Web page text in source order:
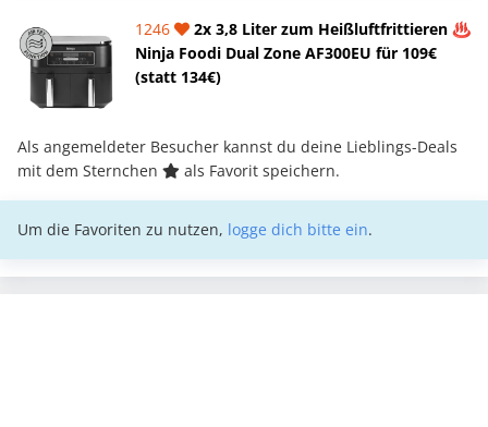
1246
2x 3,8 Liter zum Heißluftfrittieren ♨️
Ninja Foodi Dual Zone AF300EU für 109€
(statt 134€)
Als angemeldeter Besucher kannst du deine Lieblings-Deals
mit dem Sternchen
als Favorit speichern.
Um die Favoriten zu nutzen, logge dich bitte ein.